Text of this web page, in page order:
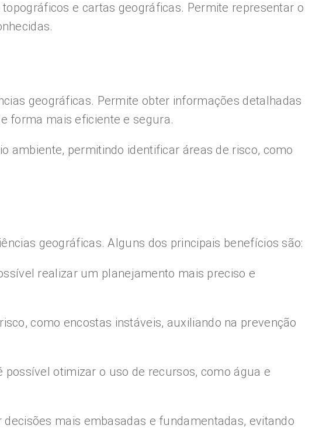
e cartas geográficas. Permite representar o
geográficas. Permite obter informações detalhadas
forma mais eficiente e segura.
ambiente, permitindo identificar áreas de risco, como
geográficas. Alguns dos principais benefícios são:
realizar um planejamento mais preciso e
como encostas instáveis, auxiliando na prevenção
otimizar o uso de recursos, como água e
mais embasadas e fundamentadas, evitando